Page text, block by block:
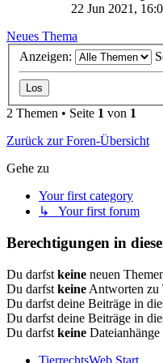
22 Jun 2021,
Neues Thema
Anzeigen:
2 Themen • Seite 1 von 1
Zurück zur Foren-Übersicht
Gehe zu
Your first category
↳ Your first forum
Berechtigungen in
Du darfst keine neuen
Du darfst keine Antworten zu
Du darfst deine Beiträge in
Du darfst deine Beiträge in
Du darfst keine
TierrechtsWeb Start